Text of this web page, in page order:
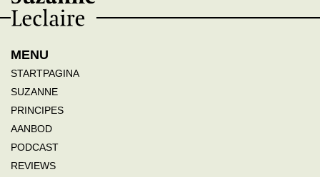
MENU
STARTPAGINA
SUZANNE
PRINCIPES
AANBOD
PODCAST
REVIEWS